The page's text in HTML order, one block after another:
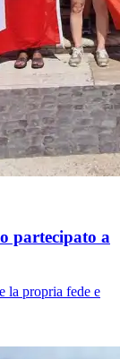
partecipato a
la propria fede e